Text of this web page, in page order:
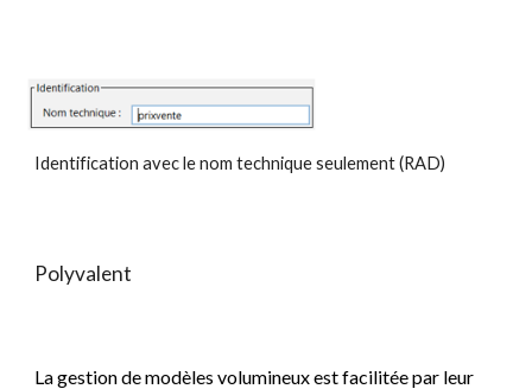
Identification avec le nom technique seulement (RAD)
Polyvalent
La gestion de modèles volumineux est facilitée par leur